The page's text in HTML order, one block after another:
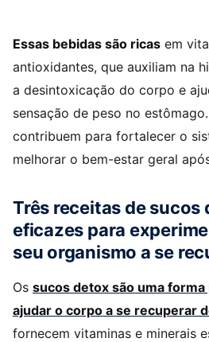
Essas bebidas são ricas em
antioxidantes, que auxiliam na
a desintoxicação do corpo e
sensação de peso no
contribuem para fortalecer o
melhorar o bem-estar geral
Três receitas de sucos
eficazes para
seu organismo a se
Os sucos detox são uma
ajudar o corpo a se recuperar
fornecem vitaminas e minerais